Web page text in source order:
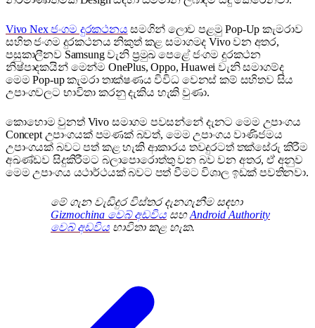
users...
Vivo Nex ජංගම දුරකථනය සමගින් ලොව පළමු Pop-Up කැමරාව
සහිත ජංගම දුරකථනය නිකුත් කළ සමාගමද Vivo වන අතර,
පසුකාලීනව Samsung වැනි ප්‍රමුඛ පෙළේ ජංගම දුරකථන
නිෂ්පාදකයින් මෙන්ම OnePlus, Oppo, Huawei වැනි සමාගම්ද
මෙම Pop-up කැමරා තාක්ෂණය විවිධ වෙනස් කම් සහිතව සිය
උපාංගවලට භාවිතා කරනු දැකිය හැකි වුණා.
කොහොම වුනත් Vivo සමාගම පවසන්නේ දැනට මෙම උපාංගය
Concept උපාංගයක් පමණක් බවත්, මෙම උපාංගය වාණිජමය
උපාංගයක් බවට පත් කළ හැකි ආකාරය තවදුරටත් තක්සේරු කිරීම
අඛණ්ඩව සිදුකිරීමට බලාපොරොත්තු වන බව වන අතර, ඒ අනුව
මෙම උපාංගය යථාර්ථයක් බවට පත් වීමට විශාල ඉඩක් පවතිනවා.
මේ ගැන වැඩිදුර විස්තර දැනගැනීම සඳහා
Gizmochina වෙබ් අඩවිය සහAndroid Authority
වෙබ් අඩවිය භාවිතා කළ හැක.